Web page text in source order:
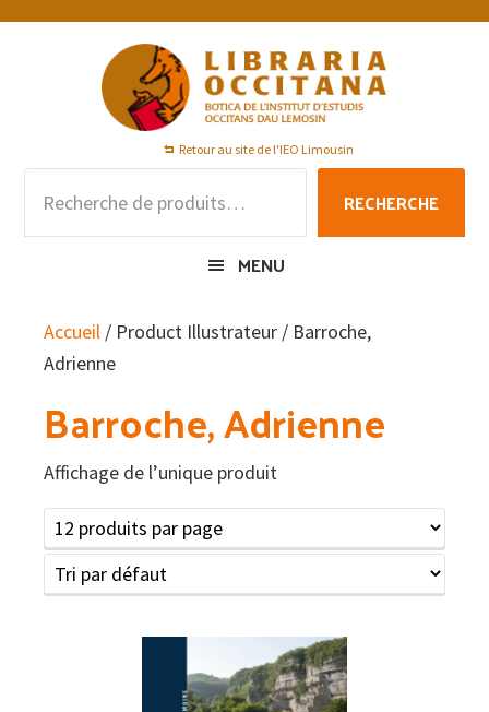
Passer
Passer
Passer
Retour au site de l'IEO Limousin
pour :
RECHERCHE
MENU
Accueil / Product Illustrateur / Barroche,
Adrienne
Barroche, Adrienne
Affichage de l’unique produit